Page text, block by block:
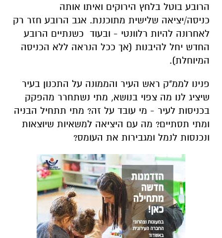
הרובע בוטל בלחץ הירוקים ואיתו אותה
כניסה/יציאה שלישית מתוכננת. אגב הרובע חזר רק
לאחרונה להיות רלוונטי - ובעוד כשנתיים הרובע
החדש יחל להיבנות (אך ככל הנראה ללא הכניסה
המיוחלת).
פנינו לממ"ק ראש העיר והממונה על התכנון בעיר
שיציג לנו מה צפוי בנושא, מתי נשתחרר מהפקק
בכניסות לעיר - מי עובד על זה? מתי תתחיל הבניה
ומתי תסתיים? מה עם היציאה למשאיות שיוצאות
ונכנסות לנמל ומגבירות את העומס?